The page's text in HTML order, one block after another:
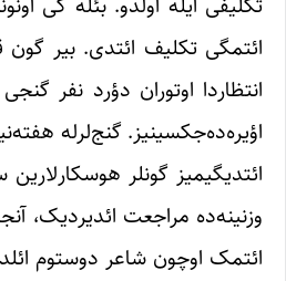
ائتمگی تکلیف ائتدی. بیر گون
انتظاردا اوتوران دؤرد نفر
اؤیره‌ده‌جکسینیز. گنج‌لرله
ائتدیگیمیز گونلر
وزنینه‌ده مراجعت ائدیردیک،
ائتمک اوچون شاعر دوستوم